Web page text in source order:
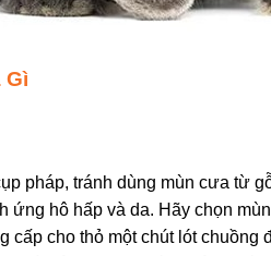
Gì
pháp, tránh dùng mùn cưa từ
ứng hô hấp và da. Hãy chọn
cấp cho thỏ một chút lót chuồng